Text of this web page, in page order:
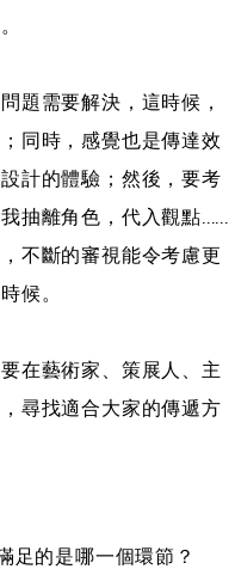
題需要解決，這時候，
同時，感覺也是傳達效
計的體驗；然後，要考
抽離角色，代入觀點......
不斷的審視能令考慮更
候。
在藝術家、策展人、主
尋找適合大家的傳遞方
足的是哪一個環節？